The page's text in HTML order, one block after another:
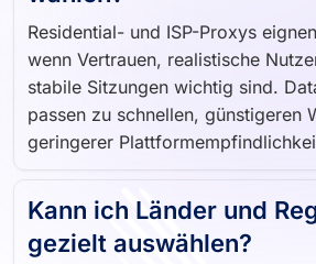
Residential- und ISP-Proxys
wenn Vertrauen, realistische
stabile Sitzungen wichtig sind.
passen zu schnellen, günstigeren
geringerer
Kann ich Länder und
gezielt auswählen?